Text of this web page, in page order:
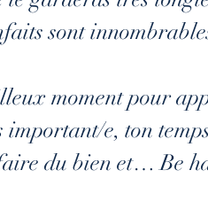
sont
moment pour
important/e, ton
du bien et… Be